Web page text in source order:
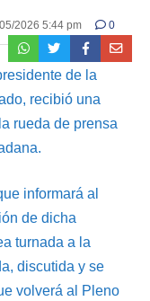
2026 5:44 pm 0
de la
recibió una
rueda de prensa
informará al
de dicha
turnada a la
discutida y se
volverá al Pleno